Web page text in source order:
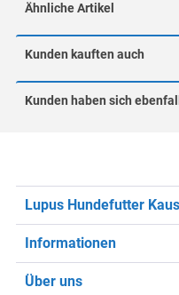
Ähnliche Artikel
Kunden kauften auch
Kunden haben sich
Lupus Hundefutter
Informationen
Über uns